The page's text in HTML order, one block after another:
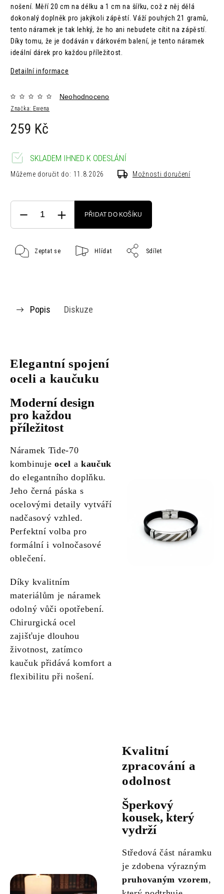
nošení. Měří 20 cm na délku a 1 cm na šířku, což z něj dělá
dokonalý doplněk pro jakýkoli zápěstí. Váží pouhých 21 gramů,
tento náramek je tak lehký, že ho ani nebudete cítit na zápěstí.
Díky tomu, že je dodáván v dárkovém balení, je tento náramek
ideální dárek pro každou příležitost.
Detailní informace
Značka: Ewena
Neohodnoceno
259 Kč
SKLADEM IHNED K ODESLÁNÍ
Můžeme doručit do: 11.8.2026 Možnosti doručení
PŘIDAT DO KOŠÍKU
Zeptat se Hlídat Sdílet
Popis Diskuze
Elegantní spojení
oceli a kaučuku
Moderní design
pro každou
příležitost
Náramek Tide-70
kombinuje ocel a kaučuk
do elegantního doplňku.
Jeho černá páska s
ocelovými detaily vytváří
nadčasový vzhled.
Perfektní volba pro
formální i volnočasové
oblečení.
Díky kvalitním
materiálům je náramek
odolný vůči opotřebení.
Chirurgická ocel
zajišťuje dlouhou
životnost, zatímco
kaučuk přidává komfort a
flexibilitu při nošení.
Kvalitní
zpracování a
odolnost
Šperkový
kousek, který
vydrží
Středová část náramku
je zdobena výrazným
pruhovaným vzorem,